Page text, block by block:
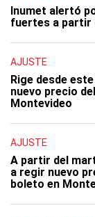
Inumet alertó
fuertes a partir
AJUSTE
Rige desde
nuevo precio
Montevideo
AJUSTE
A partir del
a regir nuevo
boleto en